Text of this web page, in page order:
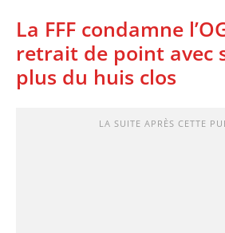
La FFF condamne
retrait de point avec
plus du huis clos
LA SUITE APRÈS CETTE